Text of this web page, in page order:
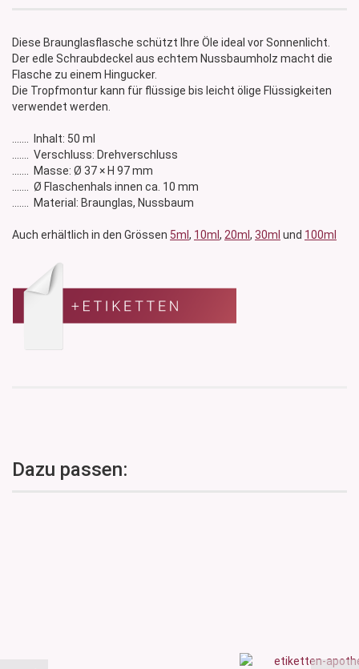
Diese Braunglasflasche schützt Ihre Öle ideal vor Sonnenlicht.
Der edle Schraubdeckel aus echtem Nussbaumholz macht die
Flasche zu einem Hingucker.
Die Tropfmontur kann für flüssige bis leicht ölige Flüssigkeiten
verwendet werden.
....... Inhalt: 50 ml
....... Verschluss: Drehverschluss
....... Masse: Ø 37 × H 97 mm
....... Ø Flaschenhals innen ca. 10 mm
....... Material: Braunglas, Nussbaum
Auch erhältlich in den Grössen 5ml , 10ml , 20ml , 30ml und 100ml
Dazu passen: